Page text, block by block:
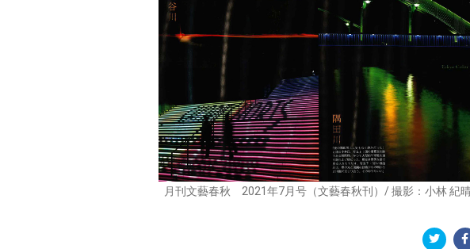
月刊文藝春秋 2021年7月号（文藝春秋刊）/ 撮影：小林 紀